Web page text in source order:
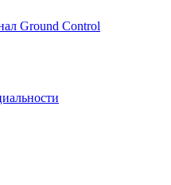
Ground Control